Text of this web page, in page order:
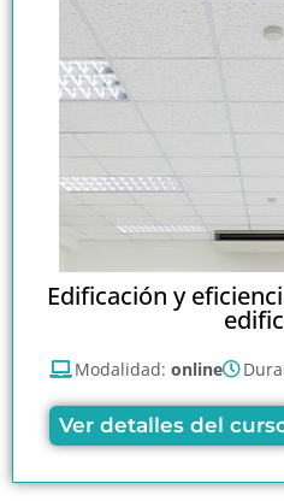
Edificación y
Modalidad: online
Ver detalles del